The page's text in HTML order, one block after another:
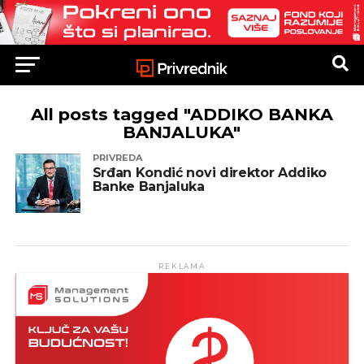
All posts tagged "ADDIKO BANKA
BANJALUKA"
PRIVREDA
Srđan Kondić novi direktor Addiko
Banke Banjaluka
REKLAMA